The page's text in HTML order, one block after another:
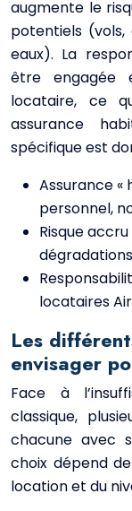
augmente le
potentiels (vols,
eaux). La
être engagée
locataire, ce
assurance
spécifique est
Assurance «
personnel,
Risque
locataires
Les
envisager
Face à
classique,
chacune avec
choix dépend
location et du